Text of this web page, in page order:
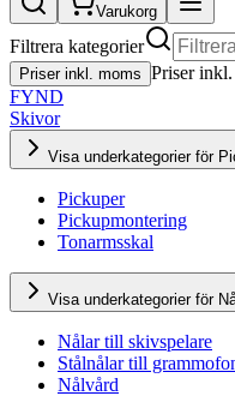
Varukorg
Filtrera kategorier
Priser inkl. moms Priser
FYND
Skivor
Visa underkategorier för
Pickuper
Pickupmontering
Tonarmsskal
Visa underkategorier för
Nålar till skivspelare
Stålnålar till
Nålvård